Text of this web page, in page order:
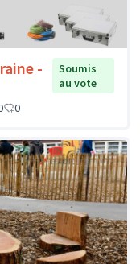
-
Soumis
au vote
0